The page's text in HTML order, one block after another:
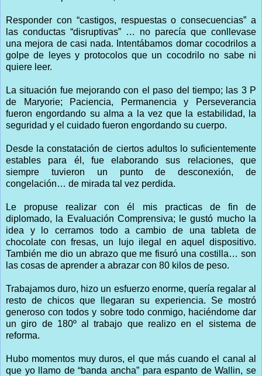
Responder con “castigos, respuestas o consecuencias” a
las conductas “disruptivas” … no parecía que conllevase
una mejora de casi nada. Intentábamos domar cocodrilos a
golpe de leyes y protocolos que un cocodrilo no sabe ni
quiere leer.
La situación fue mejorando con el paso del tiempo; las 3 P
de Maryorie; Paciencia, Permanencia y Perseverancia
fueron engordando su alma a la vez que la estabilidad, la
seguridad y el cuidado fueron engordando su cuerpo.
Desde la constatación de ciertos adultos lo suficientemente
estables para él, fue elaborando sus relaciones, que
siempre tuvieron un punto de desconexión, de
congelación… de mirada tal vez perdida.
Le propuse realizar con él mis practicas de fin de
diplomado, la Evaluación Comprensiva; le gustó mucho la
idea y lo cerramos todo a cambio de una tableta de
chocolate con fresas, un lujo ilegal en aquel dispositivo.
También me dio un abrazo que me fisuró una costilla… son
las cosas de aprender a abrazar con 80 kilos de peso.
Trabajamos duro, hizo un esfuerzo enorme, quería regalar al
resto de chicos que llegaran su experiencia. Se mostró
generoso con todos y sobre todo conmigo, haciéndome dar
un giro de 180º al trabajo que realizo en el sistema de
reforma.
Hubo momentos muy duros, el que más cuando el canal al
que yo llamo de “banda ancha” para espanto de Wallin, se